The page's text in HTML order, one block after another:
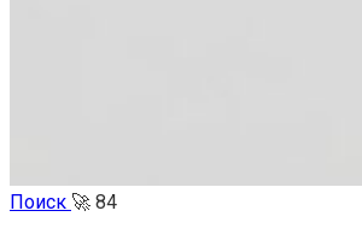
Поиск 🚀 84